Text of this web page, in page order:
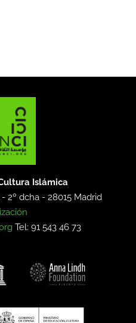
Islámica
- 2º dcha -28015 Madrid
Tel: 91 543 46 73